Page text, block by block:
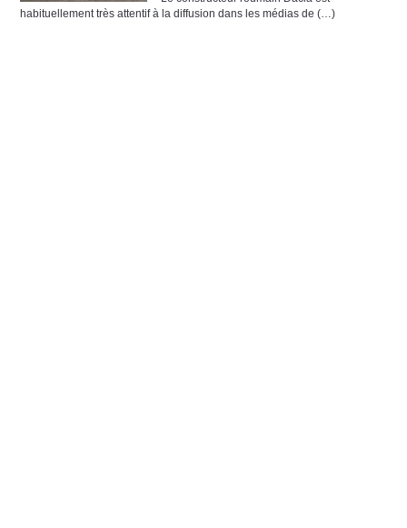
habituellement très attentif à la diffusion dans les médias de (…)